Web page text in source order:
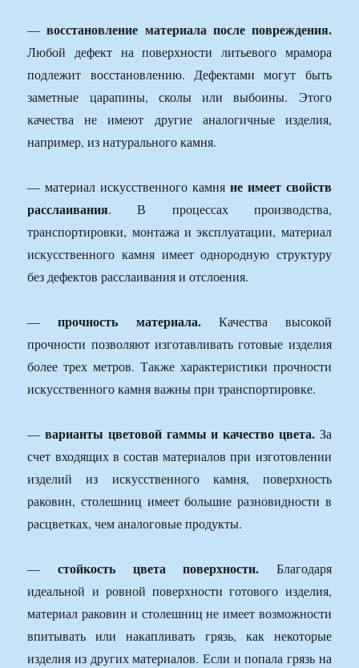
—восстановление материала после повреждения.
Любой дефект на поверхности литьевого мрамора
подлежит восстановлению. Дефектами могут быть
заметные царапины, сколы или выбоины. Этого
качества не имеют другие аналогичные изделия,
например, из натурального камня.
— материал искусственного камня не имеет свойств
расслаивания. В процессах производства,
транспортировки, монтажа и эксплуатации, материал
искусственного камня имеет однородную структуру
без дефектов расслаивания и отслоения.
—прочность материала.Качества высокой
прочности позволяют изготавливать готовые изделия
более трех метров. Также характеристики прочности
искусственного камня важны при транспортировке.
—варианты цветовой гаммы и качество цвета.За
счет входящих в состав материалов при изготовлении
изделий из искусственного камня, поверхность
раковин, столешниц имеет большие разновидности в
расцветках, чем аналоговые продукты.
— стойкость цвета поверхности. Благодаря
идеальной и ровной поверхности готового изделия,
материал раковин и столешниц не имеет возможности
впитывать или накапливать грязь, как некоторые
изделия из других материалов. Если и попала грязь на